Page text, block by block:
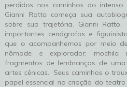
perdidos nos caminhos do
Gianni Ratto começa sua
sobre sua trajetória, Gianni
importantes cenógrafos e
que o acompanhemos por meio
nômade e explorador: mochila
fragmentos de lembranças de
artes cênicas. Seus caminhos o
papel essencial na criação do